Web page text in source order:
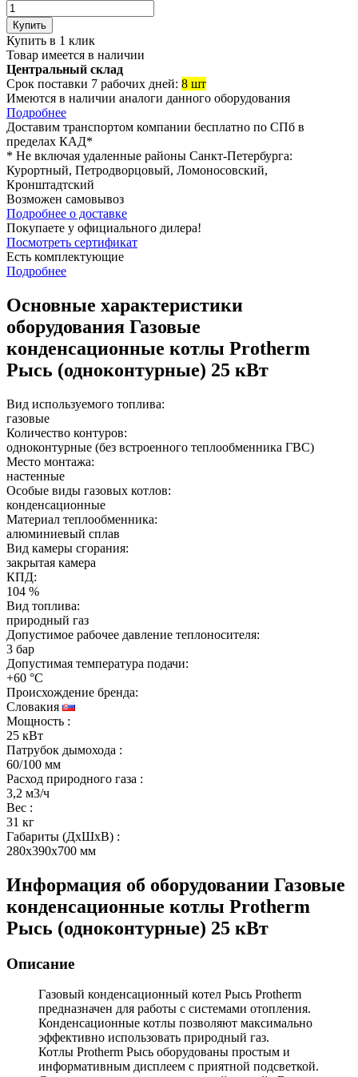
Купить
Купить в 1 клик
Товар имеется в наличии
Центральный склад
Срок поставки 7 рабочих дней: 8 шт
Имеются в наличии аналоги данного оборудования
Подробнее
Доставим транспортом компании бесплатно по СПб в
пределах КАД*
* Не включая удаленные районы Санкт-Петербурга:
Курортный, Петродворцовый, Ломоносовский,
Кронштадтский
Возможен самовывоз
Подробнее о доставке
Покупаете у официального дилера!
Посмотреть сертификат
Есть комплектующие
Подробнее
Основные характеристики
оборудования Газовые
конденсационные котлы Protherm
Рысь (одноконтурные) 25 кВт
Вид используемого топлива:
газовые
Количество контуров:
одноконтурные (без встроенного теплообменника ГВС)
Место монтажа:
настенные
Особые виды газовых котлов:
конденсационные
Материал теплообменника:
алюминиевый сплав
Вид камеры сгорания:
закрытая камера
КПД:
104 %
Вид топлива:
природный газ
Допустимое рабочее давление теплоносителя:
3 бар
Допустимая температура подачи:
+60 °C
Происхождение бренда:
Словакия
Мощность :
25 кВт
Патрубок дымохода :
60/100 мм
Расход природного газа :
3,2 м3/ч
Вес :
31 кг
Габариты (ДхШхВ) :
280x390x700 мм
Информация об оборудовании Газовые
конденсационные котлы Protherm
Рысь (одноконтурные) 25 кВт
Описание
Газовый конденсационный котел Рысь Protherm
предназначен для работы с системами отопления.
Конденсационные котлы позволяют максимально
эффективно использовать природный газ.
Котлы Protherm Рысь оборудованы простым и
информативным дисплеем с приятной подсветкой.